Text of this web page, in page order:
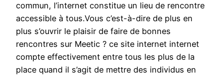
commun, l’internet constitue un lieu de rencontre
accessible à tous.Vous c’est-à-dire de plus en
plus s’ouvrir le plaisir de faire de bonnes
rencontres sur Meetic ? ce site internet internet
compte effectivement entre tous les plus de la
place quand il s’agit de mettre des individus en